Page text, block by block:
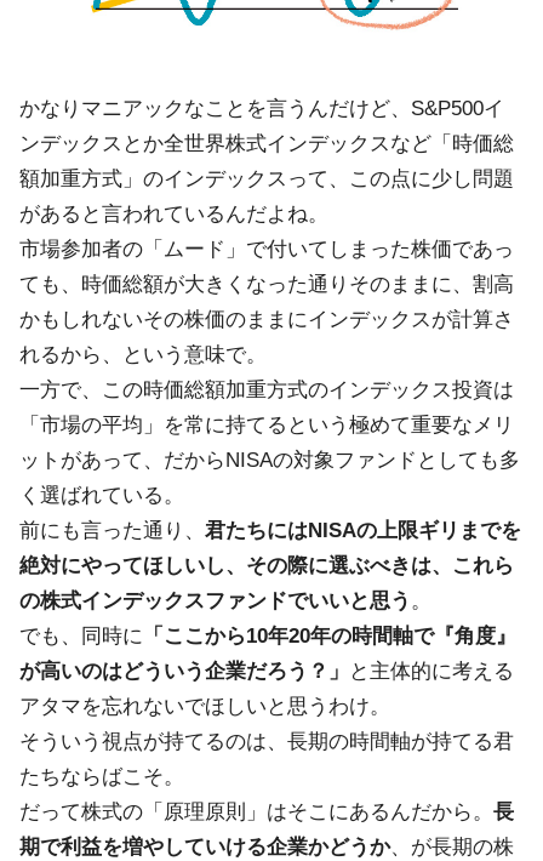
かなりマニアックなことを言うんだけど、S&P500イ
ンデックスとか全世界株式インデックスなど「時価総
額加重方式」のインデックスって、この点に少し問題
があると言われているんだよね。
市場参加者の「ムード」で付いてしまった株価であっ
ても、時価総額が大きくなった通りそのままに、割高
かもしれないその株価のままにインデックスが計算さ
れるから、という意味で。
一方で、この時価総額加重方式のインデックス投資は
「市場の平均」を常に持てるという極めて重要なメリ
ットがあって、だからNISAの対象ファンドとしても多
く選ばれている。
前にも言った通り、 君たちにはNISAの上限ギリまでを
絶対にやってほしいし、その際に選ぶべきは、これら
の株式インデックスファンドでいいと思う 。
でも、同時に 「ここから10年20年の時間軸で『角度』
が高いのはどういう企業だろう？」
と主体的に考える
アタマを忘れないでほしいと思うわけ。
そういう視点が持てるのは、長期の時間軸が持てる君
たちならばこそ。
だって株式の「原理原則」はそこにあるんだから。 長
期で利益を増やしていける企業かどうか、が長期の株